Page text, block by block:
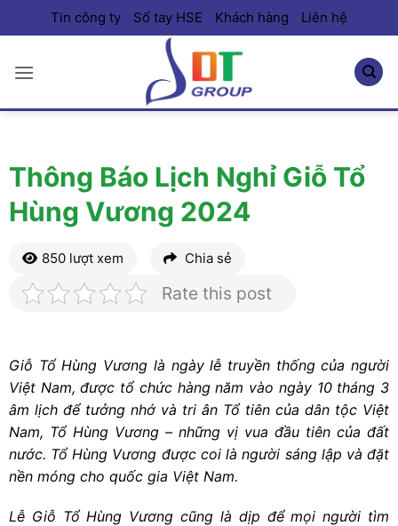
qua
dung
Tin công ty Sổ tay HSE Khách hàng Liên hệ
Thông Báo Lịch Nghỉ Giỗ Tổ
Hùng Vương 2024
850 lượt xem Chia sẻ
Rate this post
Giỗ Tổ Hùng Vương là ngày lễ truyền thống của người
Việt Nam, được tổ chức hàng năm vào ngày 10 tháng 3
âm lịch để tưởng nhớ và tri ân Tổ tiên của dân tộc Việt
Nam, Tổ Hùng Vương – những vị vua đầu tiên của đất
nước. Tổ Hùng Vương được coi là người sáng lập và đặt
nền móng cho quốc gia Việt Nam.
Lễ Giỗ Tổ Hùng Vương cũng là dịp để mọi người tìm